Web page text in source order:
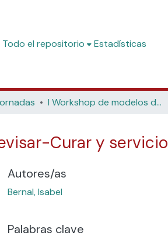
Todo el repositorio Estadísticas
I Workshop de modelos de publicación científica: más allá de los acuerdos transformativos (2024)
Curar y
Autores/as
Bernal, Isabel
Palabras clave